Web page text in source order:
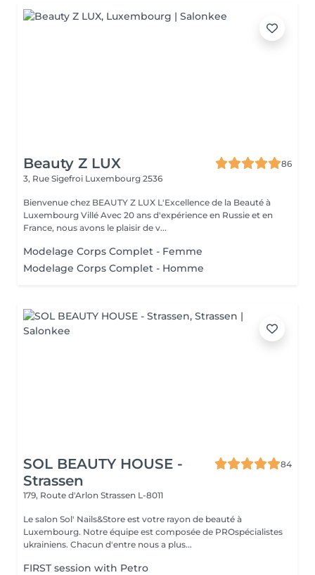
Beauty Z LUX
86
3, Rue Sigefroi Luxembourg 2536
Bienvenue chez BEAUTY Z LUX L'Excellence de la Beauté à
Luxembourg Villé Avec 20 ans d'expérience en Russie et en
France, nous avons le plaisir de v...
Modelage Corps Complet - Femme
Modelage Corps Complet - Homme
SOL BEAUTY HOUSE -
Strassen
84
179, Route d'Arlon Strassen L-8011
Le salon Sol' Nails&Store est votre rayon de beauté à
Luxembourg. Notre équipe est composée de PROspécialistes
ukrainiens. Chacun d'entre nous a plus...
FIRST session with Petro